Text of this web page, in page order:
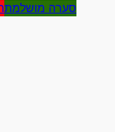
סערה מושלמת